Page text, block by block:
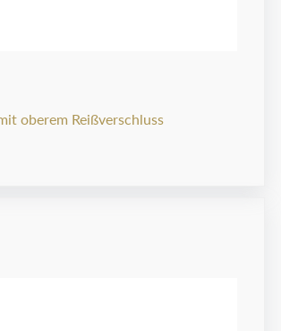
oberem Reißverschluss